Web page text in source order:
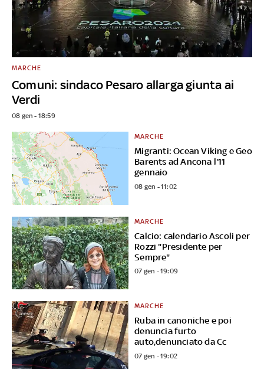
Comuni: sindaco Pesaro allarga giunta ai
Verdi
MARCHE
08 gen - 18:59
Migranti: Ocean Viking e Geo
Barents ad Ancona l'11
gennaio
MARCHE
08 gen - 11:02
Calcio: calendario Ascoli per
Rozzi "Presidente per
Sempre"
MARCHE
07 gen - 19:09
Ruba in canoniche e poi
denuncia furto
auto,denunciato da Cc
MARCHE
07 gen - 19:02